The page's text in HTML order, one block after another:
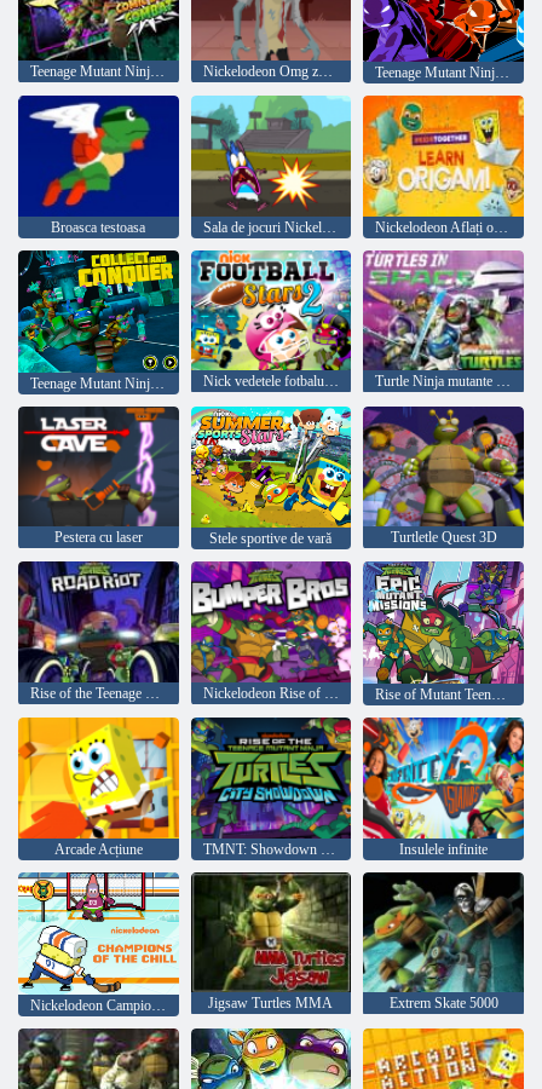
Teenage Mutant Ninja Turtles Benzi desenate Combat Nickelodeon Omg zombi! Teenage Mutant Ninja Turtles Trivia
Broasca testoasa Sala de jocuri Nickelodeon Nickelodeon Aflați origami
Nick vedetele fotbalului 2 Turtle Ninja mutante adolescente în spațiu
Pestera cu laser Stele sportive de vară Turtletle Quest 3D
Rise of the Teenage Mutant Ninja Turtles Road Riot Nickelodeon Rise of Teenage Mutant Ninja Turtle Brosura Bros Rise of Mutant Teenage Mutant Ninja Turtles Misiuni Epic Mutant
Arcade Acțiune Insulele infinite
Jigsaw Turtles MMA Extrem Skate 5000